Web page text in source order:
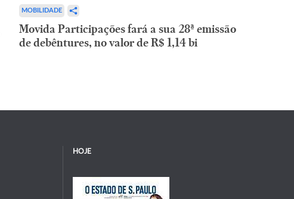
MOBILIDADE
Movida Participações fará a sua 28ª emissão
de debêntures, no valor de R$ 1,14 bi
HOJE